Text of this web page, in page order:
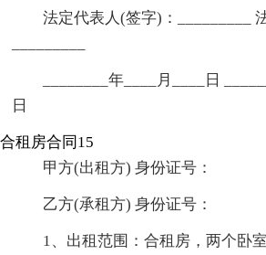
法定代表人(签字)：_________
________年____月____日
日
合租房合同15
甲方(出租方) 身份证号：
乙方(承租方) 身份证号：
1、出租范围：合租房，两个卧